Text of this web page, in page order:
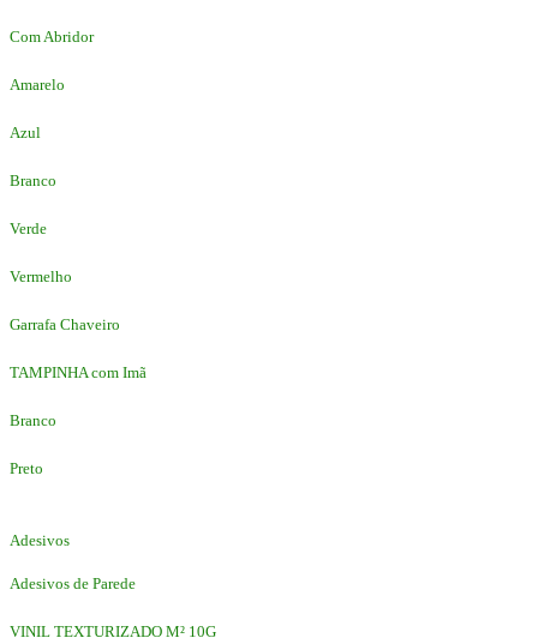
Com Abridor
Amarelo
Azul
Branco
Verde
Vermelho
Garrafa Chaveiro
TAMPINHA com Imã
Branco
Preto
Adesivos
Adesivos de Parede
VINIL TEXTURIZADO M² 10G